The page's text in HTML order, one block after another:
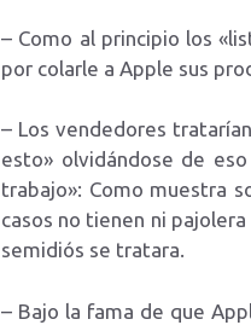
– Como al principio los
por colarle a Apple sus
– Los vendedores
esto» olvidándose de
trabajo»: Como muestra
casos no tienen ni
semidiós se tratara.
– Bajo la fama de que